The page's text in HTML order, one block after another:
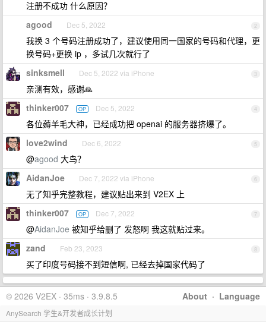
注册不成功 什么原因？
2
agood Dec 5, 2022
我换 3 个号码注册成功了，建议使用同一国家的号码和代理，更
换号码+更换 ip ，多试几次就行了
3
sinksmell Dec 5, 2022 via iPhone
亲测有效，感谢🙏
4
thinker007 OP Dec 5, 2022
各位薅羊毛大神，已经成功把 openai 的服务器挤爆了。
5
love2wind Dec 6, 2022
@agood 大鸟？
6
AidanJoe Dec 7, 2022 via iPhone
无了知乎完整教程，建议贴出来到 V2EX 上
7
thinker007 OP Dec 7, 2022
@AidanJoe 被知乎给删了 发怒啊 我这就贴过来。
8
zand Feb 23, 2023
买了印度号码接不到短信啊, 已经去掉国家代码了
About · Language
© 2026 V2EX · 35ms · 3.9.8.5
AnySearch 学生&开发者成长计划